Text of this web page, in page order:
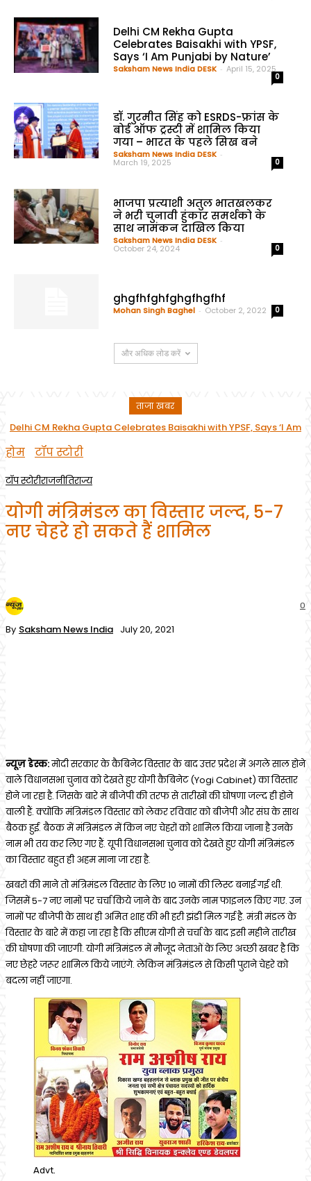
Delhi CM Rekha Gupta
Celebrates Baisakhi with YPSF,
Says ‘I Am Punjabi by Nature’
Saksham News India DESK - April 15, 2025
0
डॉ. गुरमीत सिंह को ESRDS-फ्रांस के
बोर्ड ऑफ ट्रस्टी में शामिल किया
गया – भारत के पहले सिख बने
Saksham News India DESK -
March 19, 2025 0
भाजपा प्रत्याशी अतुल भातखलकर
ने भरी चुनावी हुंकार समर्थको के
साथ नामंकन दाखिल किया
Saksham News India DESK -
October 24, 2024 0
ghgfhfghfghgfhgfhf
Mohan Singh Baghel - October 2, 2022 0
और अधिक लोड करें